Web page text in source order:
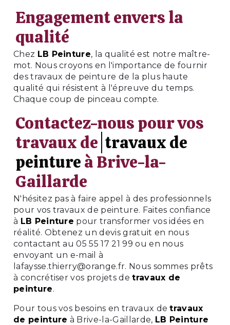
Engagement envers la
qualité
Chez LB Peinture, la qualité est notre maître-
mot. Nous croyons en l'importance de fournir
des travaux de peinture de la plus haute
qualité qui résistent à l'épreuve du temps.
Chaque coup de pinceau compte.
Contactez-nous pour vos
travaux de travaux de
peintureà Brive-la-
Gaillarde
N'hésitez pas à faire appel à des professionnels
pour vos travaux de peinture. Faites confiance
à LB Peinture pour transformer vos idées en
réalité. Obtenez un devis gratuit en nous
contactant au 05 55 17 21 99 ou en nous
envoyant un e-mail à
lafaysse.thierry@orange.fr. Nous sommes prêts
à concrétiser vos projets detravaux de
peinture.
Pour tous vos besoins en travaux detravaux
de peinture à Brive-la-Gaillarde, LB Peinture